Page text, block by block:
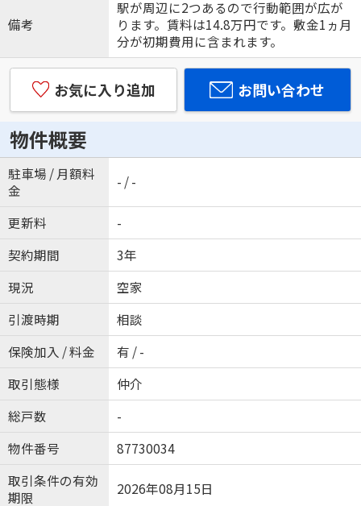
備考
駅が周辺に2つあるので行動範囲が広が
ります。賃料は14.8万円です。敷金1ヵ月
分が初期費用に含まれます。
お気に入り追加 お問い合わせ
物件概要
駐車場 / 月額料
金
- / -
更新料
-
契約期間
3年
現況
空家
引渡時期
相談
保険加入 / 料金
有 / -
取引態様
仲介
総戸数
-
物件番号
87730034
取引条件の有効
期限
2026年08月15日